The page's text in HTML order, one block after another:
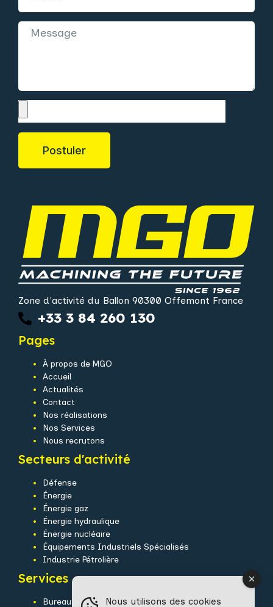
Postuler
Zone d'activité du Ballon 90300 Offemont France
+33 3 84 260 130
Pages
À propos de MGO
Accueil
Actualités
Contact
Nos réalisations
Nos Services
Nous recrutons
Secteurs d'activité
Défense
Énergie
Énergie gaz
Énergie hydraulique
Énergie nucléaire
Équipements Industriels Spécialisés
Industrie Pétrolière
Services
Bureau d’étudesNous utilisons des cookies